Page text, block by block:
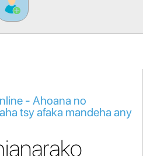
- Ahoana no
tsy afaka mandeha any